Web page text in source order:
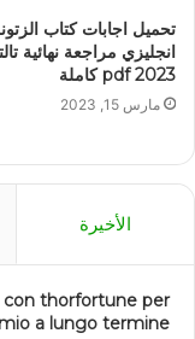
تحميل اجابات كتاب
انجليزي مراجعة نهائية
2023 pdf كاملة
مارس 15, 2023
الأخيرة
con thorfortune per
a lungo termine